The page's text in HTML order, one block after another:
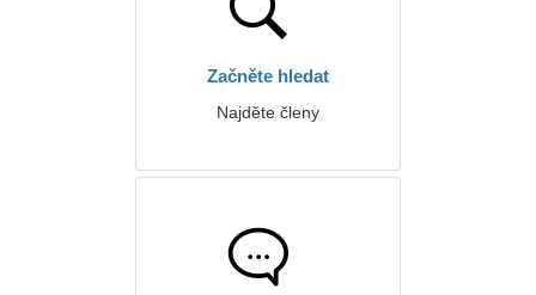
Začněte hledat
Najděte členy